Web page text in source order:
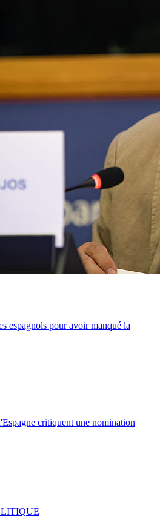
espagnols pour avoir manqué la
critiquent une nomination